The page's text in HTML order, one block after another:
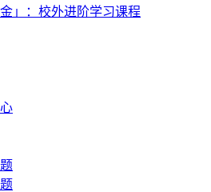
金」：校外进阶学习课程